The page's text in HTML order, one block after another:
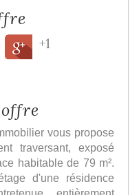
+1
vous propose
traversant, exposé
habitable de 79 m².
d'une résidence